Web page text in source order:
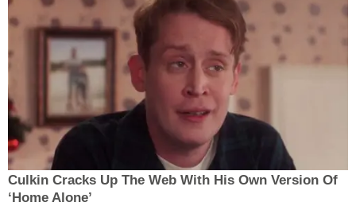
Culkin Cracks Up The Web With His Own Version Of
‘Home Alone’